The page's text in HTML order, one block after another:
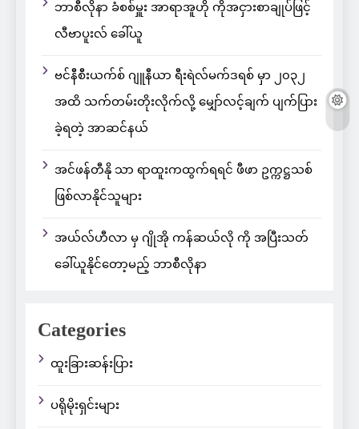
ဘာစီလိုနာ ခံစစ်မှူး အာရာအူဟို ကိုအငှားစာချုပ်ဖြင့်
လီဗာပူးလ် ခေါ်ယူ
ဗင်နီစီးယက်စ် ဂျူနီယာ ရီးရဲလ်မက်ဒရစ် မှာ ၂၀၃၂
အထိ သက်တမ်းတိုးလိုက်လို့ မျှော်လင့်ချက် ပျက်ပြား
ခဲ့ရတဲ့ အာဆင်နယ်
အင်ဖန်တီနို သာ ရာထူးကထွက်ရရင် ဖီဖာ ဥက္ကဋ္ဌသစ်
ဖြစ်လာနိုင်သူများ
အယ်လ်ဟီလာ မှ ဂျိုအို ကန်ဆယ်လို ကို အပြီးသတ်
ခေါ်ယူနိုင်တော့မည့် ဘာစီလိုနာ
Categories
ထူးခြားဆန်းပြား
ပရိုမိုးရှင်းများ